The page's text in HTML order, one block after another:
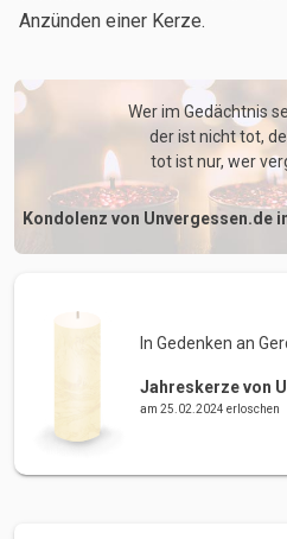
Anzünden einer Kerze.
Wer im Gedächtnis
der ist nicht tot,
tot ist nur, wer
Kondolenz von Unvergessen.de
In Gedenken an
Jahreskerze von
am 25.02.2024 erloschen